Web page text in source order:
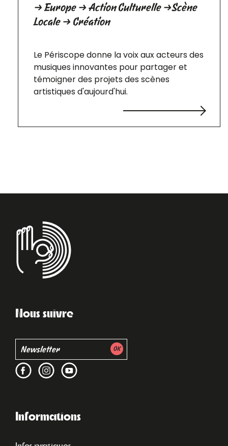
→ Europe → Action Culturelle →Scène
Locale → Création
Le Périscope donne la voix aux acteurs des
musiques innovantes pour partager et
témoigner des projets des scènes
artistiques d'aujourd'hui.
Nous suivre
Informations